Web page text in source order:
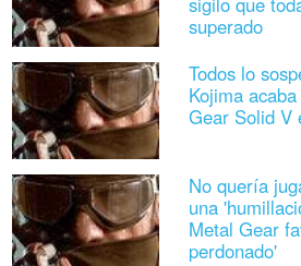
superado
Todos lo
Kojima
Gear Solid V
No quería
una
Metal Gear
perdonado'